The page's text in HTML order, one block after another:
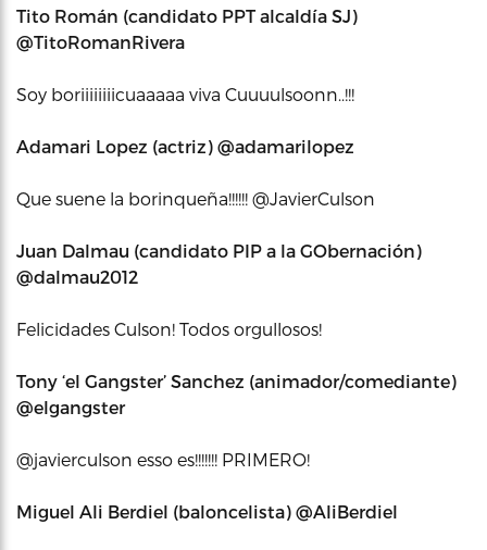
Tito Román (candidato PPT alcaldía SJ)
‏@TitoRomanRivera
Soy boriiiiiiiicuaaaaa viva Cuuuulsoonn..!!!
Adamari Lopez ‏(actriz) @adamarilopez
Que suene la borinqueña!!!!!! @JavierCulson
Juan Dalmau (candidato PIP a la GObernación)
‏@dalmau2012
Felicidades Culson! Todos orgullosos!
Tony ‘el Gangster’ Sanchez (animador/comediante)
‏@elgangster
@javierculson esso es!!!!!!! PRIMERO!
Miguel Ali Berdiel ‏(baloncelista) @AliBerdiel